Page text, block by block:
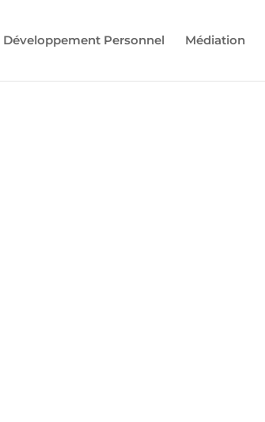
Personnel Médiation